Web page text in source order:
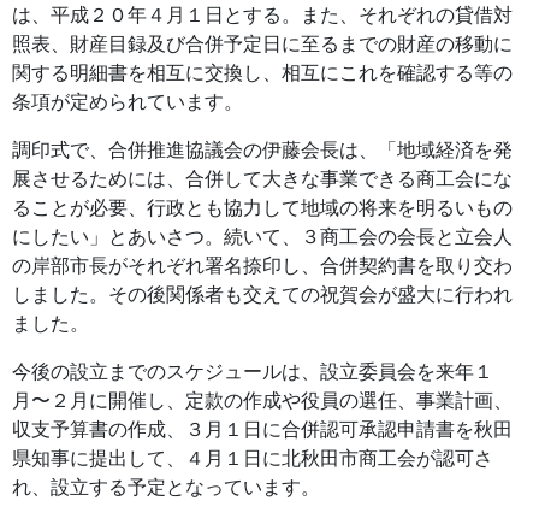
は、平成２０年４月１日とする。また、それぞれの貸借対
照表、財産目録及び合併予定日に至るまでの財産の移動に
関する明細書を相互に交換し、相互にこれを確認する等の
条項が定められています。
調印式で、合併推進協議会の伊藤会長は、「地域経済を発
展させるためには、合併して大きな事業できる商工会にな
ることが必要、行政とも協力して地域の将来を明るいもの
にしたい」とあいさつ。続いて、３商工会の会長と立会人
の岸部市長がそれぞれ署名捺印し、合併契約書を取り交わ
しました。その後関係者も交えての祝賀会が盛大に行われ
ました。
今後の設立までのスケジュールは、設立委員会を来年１
月〜２月に開催し、定款の作成や役員の選任、事業計画、
収支予算書の作成、３月１日に合併認可承認申請書を秋田
県知事に提出して、４月１日に北秋田市商工会が認可さ
れ、設立する予定となっています。